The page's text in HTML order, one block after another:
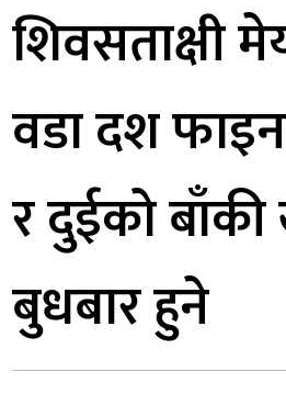
शिवसताक्षी
वडा दश
र दुईको
बुधबार हुने